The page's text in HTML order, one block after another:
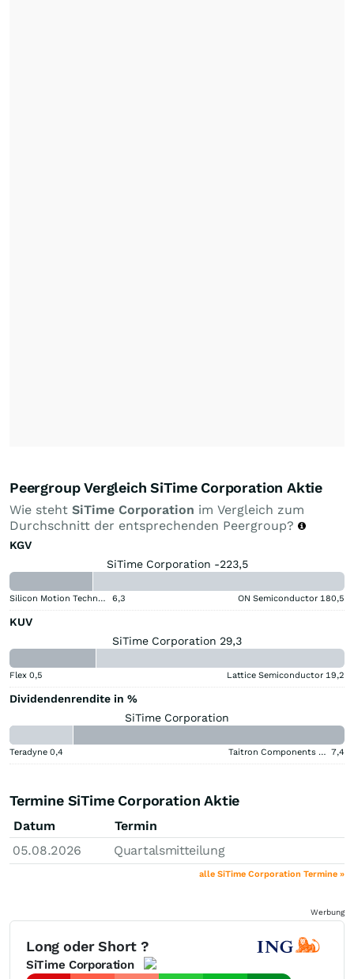
Peergroup Vergleich SiTime Corporation Aktie
Wie steht SiTime Corporation im Vergleich zum
Durchschnitt der entsprechenden Peergroup?
KGV
SiTime Corporation -223,5
Silicon Motion Technology Corporation 6,3 ON Semiconductor 180,5
KUV
SiTime Corporation 29,3
Flex 0,5 Lattice Semiconductor 19,2
Dividendenrendite in %
SiTime Corporation
Teradyne 0,4 Taitron Components (A) 7,4
Termine SiTime Corporation Aktie
Datum
Termin
05.08.2026
Quartalsmitteilung
alle SiTime Corporation Termine »
Werbung
Long oder Short ?
SiTime Corporation